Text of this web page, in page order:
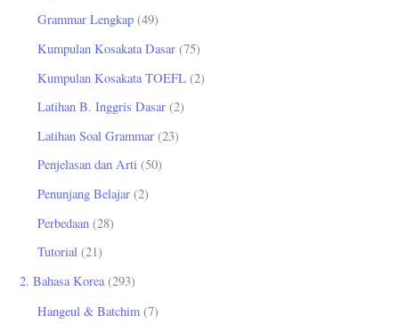
Grammar Lengkap (49)
Kumpulan Kosakata Dasar (75)
Kumpulan Kosakata TOEFL (2)
Latihan B. Inggris Dasar (2)
Latihan Soal Grammar (23)
Penjelasan dan Arti (50)
Penunjang Belajar (2)
Perbedaan (28)
Tutorial (21)
2. Bahasa Korea(293)
Hangeul & Batchim (7)